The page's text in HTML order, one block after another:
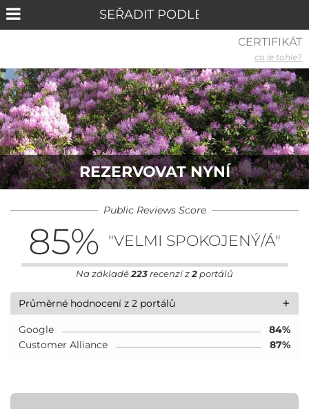
REZERVOVAT NYNÍ
Public Reviews Score
85% "VELMI SPOKOJENÝ/Á"
Na základě223 recenzí z2 portálů
+
Průměrné hodnocení z 2 portálů
Google
84%
Customer Alliance
87%
CERTIFIKÁT
co je tohle?